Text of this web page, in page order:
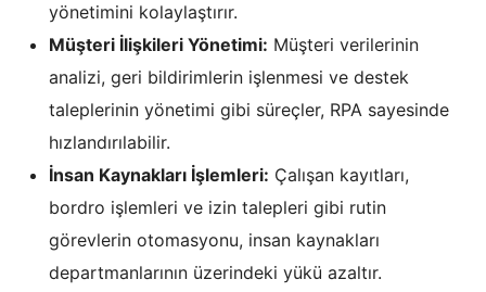
yönetimini kolaylaştırır.
Müşteri İlişkileri Yönetimi: Müşteri verilerinin
analizi, geri bildirimlerin işlenmesi ve destek
taleplerinin yönetimi gibi süreçler, RPA sayesinde
hızlandırılabilir.
İnsan Kaynakları İşlemleri: Çalışan kayıtları,
bordro işlemleri ve izin talepleri gibi rutin
görevlerin otomasyonu, insan kaynakları
departmanlarının üzerindeki yükü azaltır.